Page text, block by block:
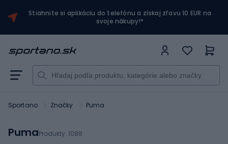
Stiahnite si aplikáciu do telefónu a získaj zľavu 10 EUR na
svoje nákupy!*
Sportano Značky Puma
PumaProdukty: 1088